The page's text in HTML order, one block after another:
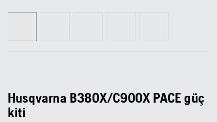
Husqvarna B380X/C900X PACE güç
kiti